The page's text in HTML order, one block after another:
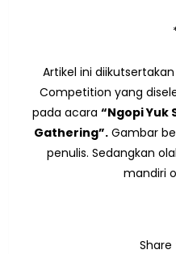
Artikel ini
Competition yang
pada acara “Ngopi Yuk
Gathering”.Gambar
penulis. Sedangkan
mandiri
Share